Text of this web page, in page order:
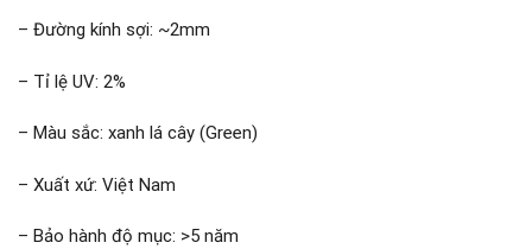
– Đường kính sợi: ~2mm
– Tỉ lệ UV: 2%
– Màu sắc: xanh lá cây (Green)
– Xuất xứ: Việt Nam
– Bảo hành độ mục: >5 năm